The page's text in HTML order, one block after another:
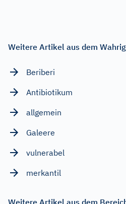
Weitere Artikel aus dem
Beriberi
Antibiotikum
allgemein
Galeere
vulnerabel
merkantil
Weitere Artikel aus dem